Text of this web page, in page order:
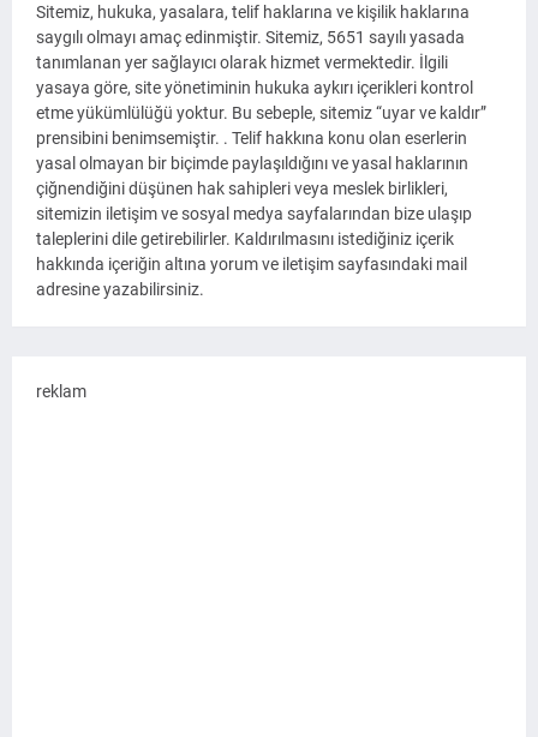
Sitemiz, hukuka, yasalara, telif haklarına ve kişilik haklarına
saygılı olmayı amaç edinmiştir. Sitemiz, 5651 sayılı yasada
tanımlanan yer sağlayıcı olarak hizmet vermektedir. İlgili
yasaya göre, site yönetiminin hukuka aykırı içerikleri kontrol
etme yükümlülüğü yoktur. Bu sebeple, sitemiz “uyar ve kaldır”
prensibini benimsemiştir. . Telif hakkına konu olan eserlerin
yasal olmayan bir biçimde paylaşıldığını ve yasal haklarının
çiğnendiğini düşünen hak sahipleri veya meslek birlikleri,
sitemizin iletişim ve sosyal medya sayfalarından bize ulaşıp
taleplerini dile getirebilirler. Kaldırılmasını istediğiniz içerik
hakkında içeriğin altına yorum ve iletişim sayfasındaki mail
adresine yazabilirsiniz.
reklam